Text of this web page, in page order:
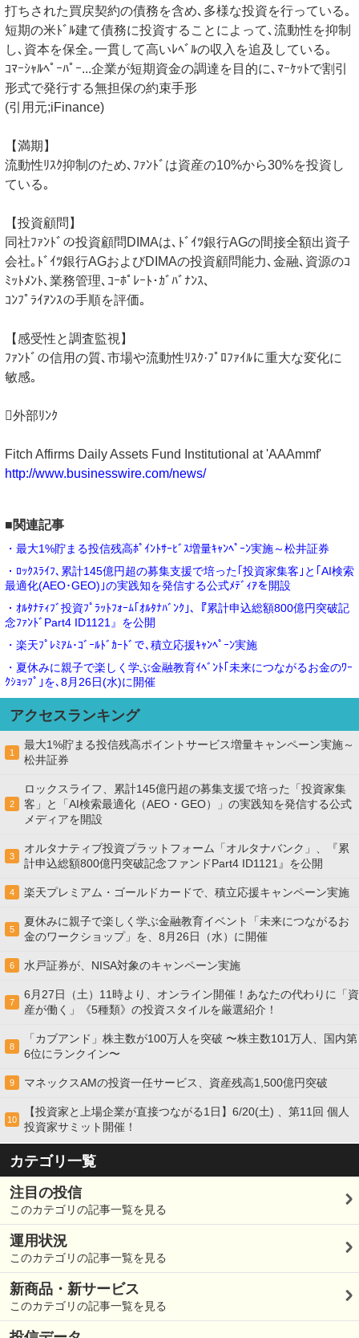
打ちされた買戻契約の債務を含め､多様な投資を行っている｡
短期の米ﾄﾞﾙ建て債務に投資することによって､流動性を抑制
し､資本を保全｡一貫して高いﾚﾍﾞﾙの収入を追及している｡
ｺﾏｰｼｬﾙﾍﾟｰﾊﾟｰ...企業が短期資金の調達を目的に､ﾏｰｹｯﾄで割引
形式で発行する無担保の約束手形
(引用元;iFinance)
【満期】
流動性ﾘｽｸ抑制のため､ﾌｧﾝﾄﾞは資産の10%から30%を投資し
ている｡
【投資顧問】
同社ﾌｧﾝﾄﾞの投資顧問DIMAは､ﾄﾞｲﾂ銀行AGの間接全額出資子
会社｡ﾄﾞｲﾂ銀行AGおよびDIMAの投資顧問能力､金融､資源のｺ
ﾐｯﾄﾒﾝﾄ､業務管理､ｺｰﾎﾟﾚｰﾄ･ｶﾞﾊﾞﾅﾝｽ､
ｺﾝﾌﾟﾗｲｱﾝｽの手順を評価｡
【感受性と調査監視】
ﾌｧﾝﾄﾞの信用の質､市場や流動性ﾘｽｸ·ﾌﾟﾛﾌｧｲﾙに重大な変化に
敏感｡
外部ﾘﾝｸ
Fitch Affirms Daily Assets Fund Institutional at 'AAAmmf'
http://www.businesswire.com/news/
■関連記事
・最大1%貯まる投信残高ﾎﾟｲﾝﾄｻｰﾋﾞｽ増量ｷｬﾝﾍﾟｰﾝ実施～松井証券
・ﾛｯｸｽﾗｲﾌ､累計145億円超の募集支援で培った｢投資家集客｣と｢AI検索
最適化(AEO･GEO)｣の実践知を発信する公式ﾒﾃﾞｨｱを開設
・ｵﾙﾀﾅﾃｨﾌﾞ投資ﾌﾟﾗｯﾄﾌｫｰﾑ｢ｵﾙﾀﾅﾊﾞﾝｸ｣､『累計申込総額800億円突破記
念ﾌｧﾝﾄﾞPart4 ID1121』を公開
・楽天ﾌﾟﾚﾐｱﾑ･ｺﾞｰﾙﾄﾞｶｰﾄﾞで､積立応援ｷｬﾝﾍﾟｰﾝ実施
・夏休みに親子で楽しく学ぶ金融教育ｲﾍﾞﾝﾄ｢未来につながるお金のﾜｰ
ｸｼｮｯﾌﾟ｣を､8月26日(水)に開催
アクセスランキング
1
最大1%貯まる投信残高ポイントサービス増量キャンペーン実施～
松井証券
2
ロックスライフ、累計145億円超の募集支援で培った「投資家集
客」と「AI検索最適化（AEO・GEO）」の実践知を発信する公式
メディアを開設
3
オルタナティブ投資プラットフォーム「オルタナバンク」、『累
計申込総額800億円突破記念ファンドPart4 ID1121』を公開
4 楽天プレミアム・ゴールドカードで、積立応援キャンペーン実施
5
夏休みに親子で楽しく学ぶ金融教育イベント「未来につながるお
金のワークショップ」を、8月26日（水）に開催
6 水戸証券が、NISA対象のキャンペーン実施
7
6月27日（土）11時より、オンライン開催！あなたの代わりに「資
産が働く」《5種類》の投資スタイルを厳選紹介！
8
「カブアンド」株主数が100万人を突破 〜株主数101万人、国内第
6位にランクイン〜
9 マネックスAMの投資一任サービス、資産残高1,500億円突破
10
【投資家と上場企業が直接つながる1日】6/20(土) 、第11回 個人
投資家サミット開催！
カテゴリ一覧
注目の投信
このカテゴリの記事一覧を見る
運用状況
このカテゴリの記事一覧を見る
新商品・新サービス
このカテゴリの記事一覧を見る